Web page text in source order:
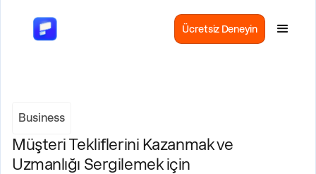
Ücretsiz Deneyin
Business
Müşteri Tekliflerini Kazanmak ve
Uzmanlığı Sergilemek için